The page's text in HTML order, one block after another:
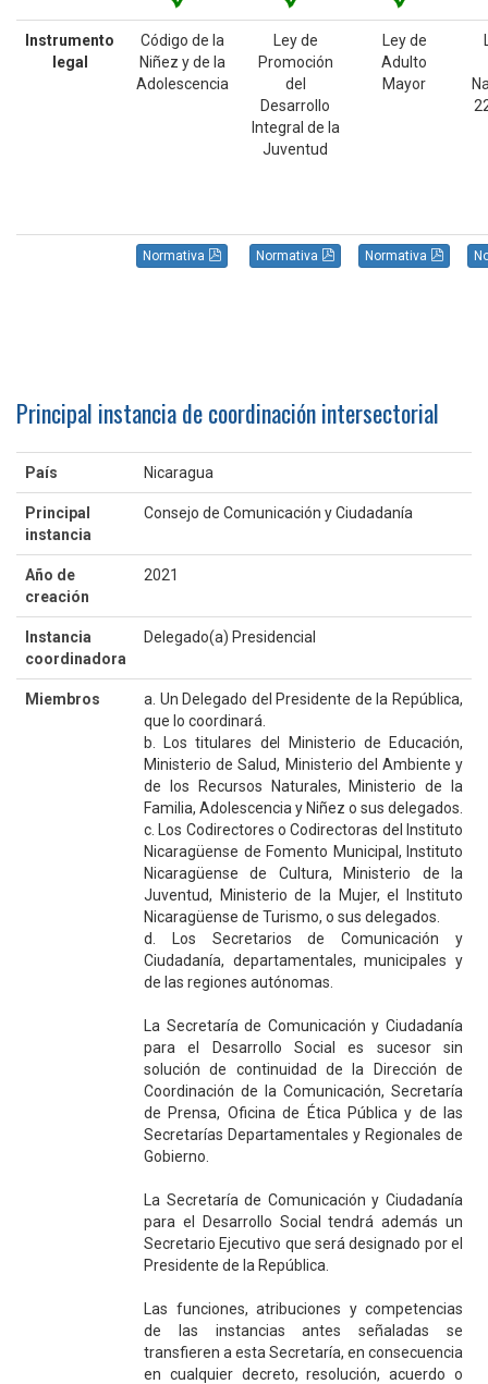
Instrumento
legal
Código de la
Niñez y de la
Adolescencia
Ley de
Promoción
del
Desarrollo
Integral de la
Juventud
Ley de
Adulto
Mayor
Normativa Normativa Normativa
Principal instancia de coordinación intersectorial
País Nicaragua
Principal
instancia
Consejo de Comunicación y Ciudadanía
Año de
creación
2021
Instancia
coordinadora
Delegado(a) Presidencial
Miembros
a. Un Delegado del Presidente de la República,
que lo coordinará.
b. Los titulares del Ministerio de Educación,
Ministerio de Salud, Ministerio del Ambiente y
de los Recursos Naturales, Ministerio de la
Familia, Adolescencia y Niñez o sus delegados.
c. Los Codirectores o Codirectoras del Instituto
Nicaragüense de Fomento Municipal, Instituto
Nicaragüense de Cultura, Ministerio de la
Juventud, Ministerio de la Mujer, el Instituto
Nicaragüense de Turismo, o sus delegados.
d. Los Secretarios de Comunicación y
Ciudadanía, departamentales, municipales y
de las regiones autónomas.
La Secretaría de Comunicación y Ciudadanía
para el Desarrollo Social es sucesor sin
solución de continuidad de la Dirección de
Coordinación de la Comunicación, Secretaría
de Prensa, Oficina de Ética Pública y de las
Secretarías Departamentales y Regionales de
Gobierno.
La Secretaría de Comunicación y Ciudadanía
para el Desarrollo Social tendrá además un
Secretario Ejecutivo que será designado por el
Presidente de la República.
Las funciones, atribuciones y competencias
de las instancias antes señaladas se
transfieren a esta Secretaría, en consecuencia
en cualquier decreto, resolución, acuerdo o